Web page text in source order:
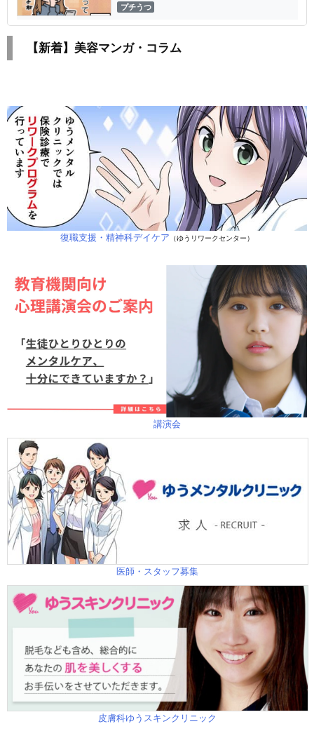
プチうつ
【新着】美容マンガ・コラム
復職支援・精神科デイケア （ゆうリワークセンター）
講演会
医師・スタッフ募集
皮膚科ゆうスキンクリニック